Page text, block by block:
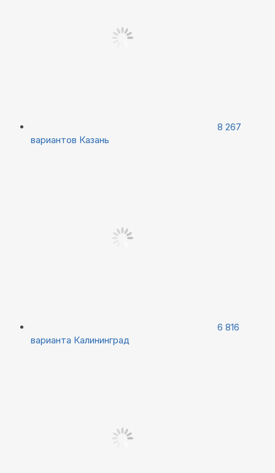
8 267
вариантов Казань
6 816
варианта Калининград